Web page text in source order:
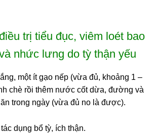
trị tiểu đục, viêm loét bao
nhức lưng do tỳ thận yếu
một ít gạo nếp (vừa đủ, khoảng 1 –
chè rồi thêm nước cốt dừa, đường và
trong ngày (vừa đủ no là được).
dụng bổ tỳ, ích thận.